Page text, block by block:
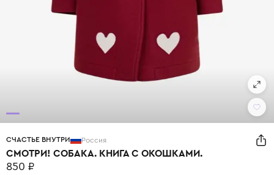
СЧАСТЬЕ ВНУТРИ Россия
СМОТРИ! СОБАКА. КНИГА С ОКОШКАМИ.
850 ₽